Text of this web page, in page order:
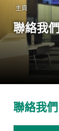
主頁
聯絡我們
聯絡我們